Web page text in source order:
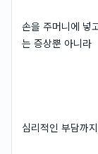
손을 주머니에 넣
는 증상뿐 아니라
심리적인 부담까